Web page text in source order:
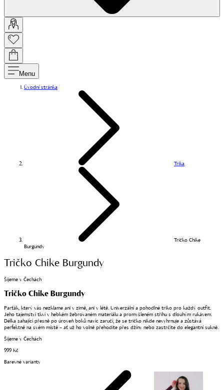
Menu
Úvodní stránka
Trika
Tričko Chike
Burgundy
Tričko Chike Burgundy
Šijeme v Čechách
Tričko Chike Burgundy
Parťák, který vás nezklame ani v zimě, ani v létě. Univerzální a pohodlné triko pro každý outfit.
Jeho tajemství tkví v hebkém žebrovaném materiálu a promyšleném střihu s dlouhým rukávem.
Délka sahající přesně po úroveň boků navíc zaručí, že se tričko nikde nevyhrnuje a zůstává
perfektně na svém místě – ať už ho volně přehodíte přes džíny nebo zastrčíte do elegantní sukně.
Šijeme v Čechách
999 Kč
Barevné varianty